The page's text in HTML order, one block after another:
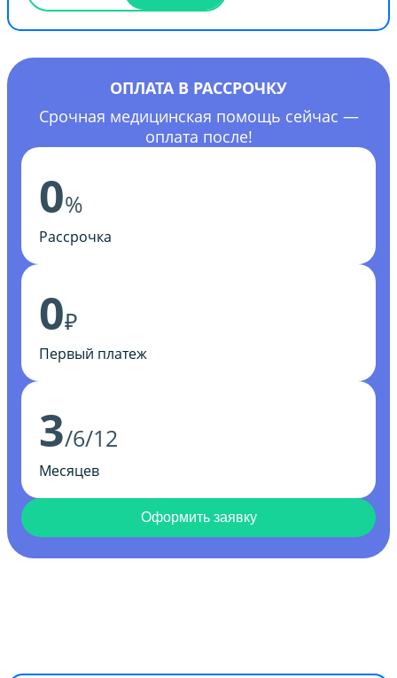
ОПЛАТА В РАССРОЧКУ
Срочная медицинская помощь сейчас —
оплата после!
0%
Рассрочка
0₽
Первый платеж
3/6/12
Месяцев
Оформить заявку